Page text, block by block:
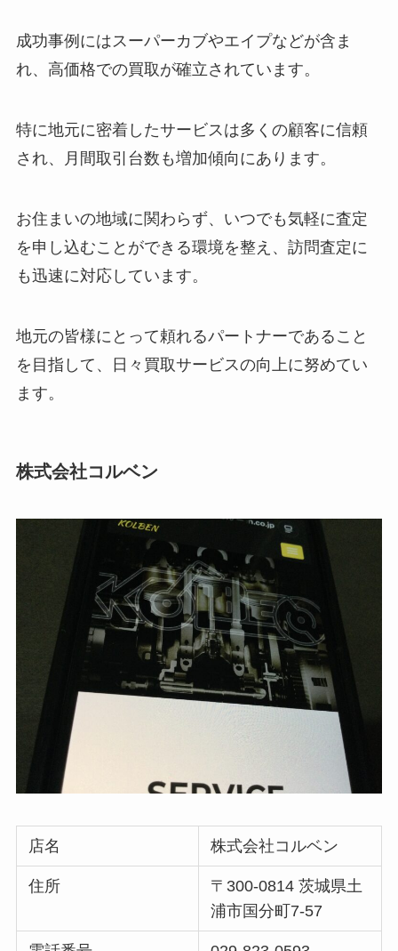
成功事例にはスーパーカブやエイプなどが含ま
れ、高価格での買取が確立されています。
特に地元に密着したサービスは多くの顧客に信頼
され、月間取引台数も増加傾向にあります。
お住まいの地域に関わらず、いつでも気軽に査定
を申し込むことができる環境を整え、訪問査定に
も迅速に対応しています。
地元の皆様にとって頼れるパートナーであること
を目指して、日々買取サービスの向上に努めてい
ます。
株式会社コルベン
店名 株式会社コルベン
住所
〒300-0814 茨城県土
浦市国分町7-57